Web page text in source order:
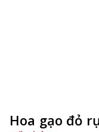
Hoa gạo đỏ